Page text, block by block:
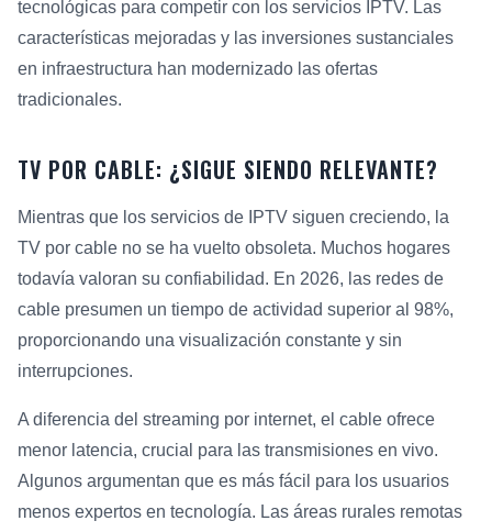
tecnológicas para competir con los servicios IPTV. Las
características mejoradas y las inversiones sustanciales
en infraestructura han modernizado las ofertas
tradicionales.
TV POR CABLE: ¿SIGUE SIENDO RELEVANTE?
Mientras que los servicios de IPTV siguen creciendo, la
TV por cable no se ha vuelto obsoleta. Muchos hogares
todavía valoran su confiabilidad. En 2026, las redes de
cable presumen un tiempo de actividad superior al 98%,
proporcionando una visualización constante y sin
interrupciones.
A diferencia del streaming por internet, el cable ofrece
menor latencia, crucial para las transmisiones en vivo.
Algunos argumentan que es más fácil para los usuarios
menos expertos en tecnología. Las áreas rurales remotas